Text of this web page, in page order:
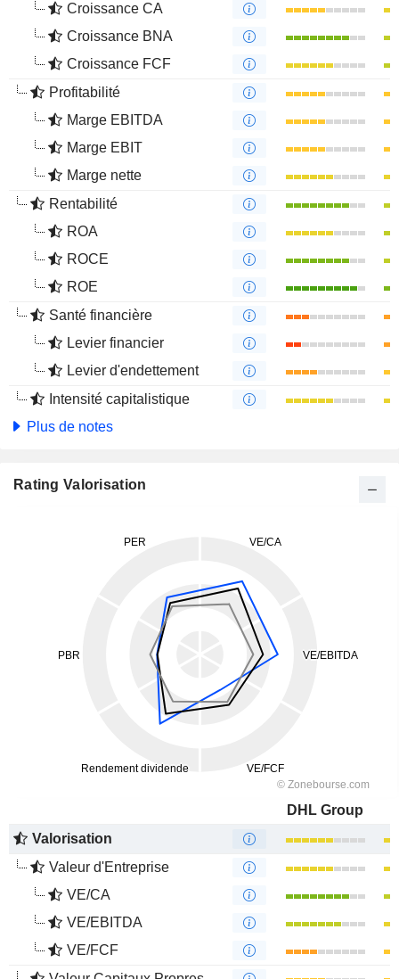
Croissance CA
Croissance BNA
Croissance FCF
Profitabilité
Marge EBITDA
Marge EBIT
Marge nette
Rentabilité
ROA
ROCE
ROE
Santé financière
Levier financier
Levier d'endettement
Intensité capitalistique
Plus de notes
Rating Valorisation
DHL Group
Valorisation
Valeur d'Entreprise
VE/CA
VE/EBITDA
VE/FCF